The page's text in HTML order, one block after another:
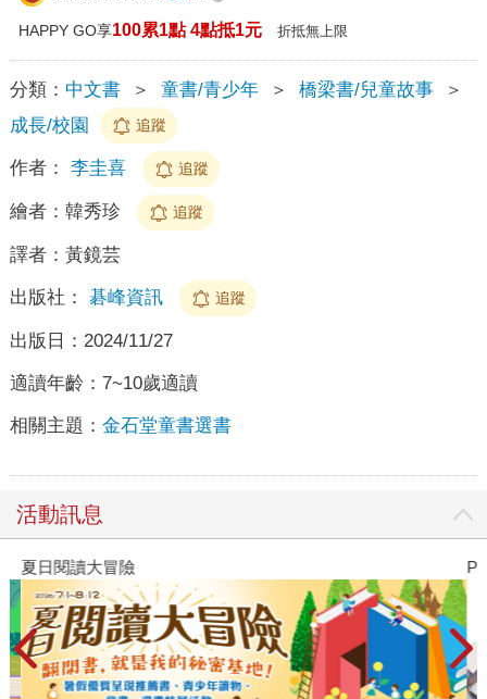
HAPPY GO享100累1點 4點抵1元 折抵無上限
分類： 中文書 ＞ 童書/青少年 ＞ 橋梁書/兒童故事
＞
成長/校園
追蹤
作者： 李圭喜 追蹤
繪者： 韓秀珍 追蹤
譯者： 黃鏡芸
出版社： 碁峰資訊 追蹤
出版日： 2024/11/27
適讀年齡： 7~10歲適讀
相關主題： 金石堂童書選書
活動訊息
夏日閱讀大冒險